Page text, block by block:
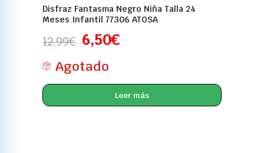
Disfraz Fantasma Negro Niña Talla 24
Meses Infantil 77306 ATOSA
12,99€ 6,50€
Agotado
Leer más